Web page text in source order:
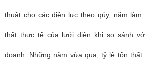
thuật cho các điện lực theo qúy, năm
thất thực tế của lưới điện khi so sánh
doanh. Những năm vừa qua, tỷ lệ tổn thất